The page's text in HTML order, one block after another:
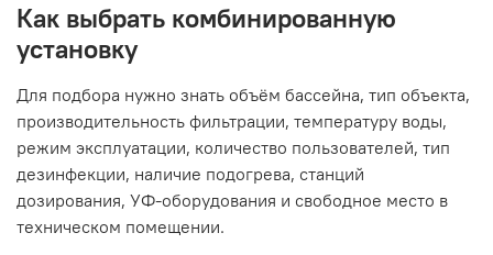
Как выбрать комбинированную
установку
Для подбора нужно знать объём бассейна, тип объекта,
производительность фильтрации, температуру воды,
режим эксплуатации, количество пользователей, тип
дезинфекции, наличие подогрева, станций
дозирования, УФ-оборудования и свободное место в
техническом помещении.